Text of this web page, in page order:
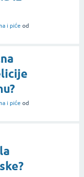
i piće od
i piće od